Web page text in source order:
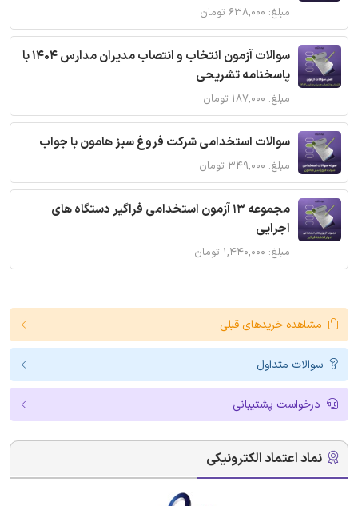
مبلغ: ۶۳۸,۰۰۰ تومان
سوالات آزمون انتخاب و انتصاب مدیران مدارس 1404 با
پاسخنامه تشریحی
مبلغ: ۱۸۷,۰۰۰ تومان
سوالات استخدامی شرکت فروغ سبز هامون با جواب
مبلغ: ۳۴۹,۰۰۰ تومان
مجموعه 13 آزمون استخدامی فراگیر دستگاه های
اجرایی
مبلغ: ۱,۴۴۰,۰۰۰ تومان
مشاهده خریدهای قبلی
سوالات متداول
درخواست پشتیبانی
نماد اعتماد الکترونیکی